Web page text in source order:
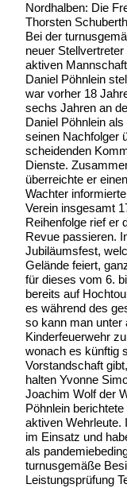
Nordhalben: Die
Thorsten
Bei der
neuer
aktiven
Daniel Pöhnlein
war vorher 18
sechs Jahren an
Daniel Pöhnlein
seinen Nachfolger
scheidenden
Dienste.
überreichte er
Wachter
Verein insgesamt
Reihenfolge rief er
Revue passieren.
Jubiläumsfest,
Gelände feiert,
für dieses vom 6.
bereits auf
es während des
so kann man unter
Kinderfeuerwehr
wonach es künftig
Vorstandschaft
halten Yvonne
Joachim Wolf der
Pöhnlein
aktiven Wehrleute.
im Einsatz und
als
turnusgemäße
Leistungsprüfung